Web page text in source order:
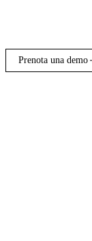
Prenota una demo